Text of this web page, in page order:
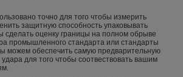
точно для того чтобы измерить
защитную способность упаковывать
сделать оценку границы на полном обрыве
промышленного стандарта или стандарты
можем обеспечить самую предварительную
для того чтобы соотвествовать вашим